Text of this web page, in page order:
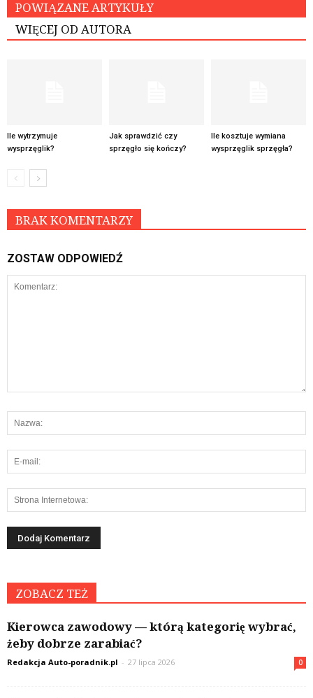
POWIĄZANE ARTYKUŁY
WIĘCEJ OD AUTORA
Ile wytrzymuje
wysprzęglik?
Jak sprawdzić czy
sprzęgło się kończy?
Ile kosztuje wymiana
wysprzęglik sprzęgła?
BRAK KOMENTARZY
ZOSTAW ODPOWIEDŹ
ZOBACZ TEŻ
Kierowca zawodowy — którą kategorię wybrać,
żeby dobrze zarabiać?
Redakcja Auto-poradnik.pl - 27 lipca 2026 0